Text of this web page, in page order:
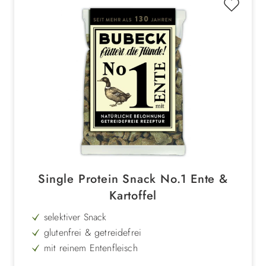
Single Protein Snack No.1 Ente &
Kartoffel
selektiver Snack
glutenfrei & getreidefrei
mit reinem Entenfleisch